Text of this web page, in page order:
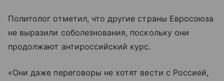
Политолог отметил, что другие страны Евросоюза
не выразили соболезнования, поскольку они
продолжают антироссийский курс.
«Они даже переговоры не хотят вести с Россией,